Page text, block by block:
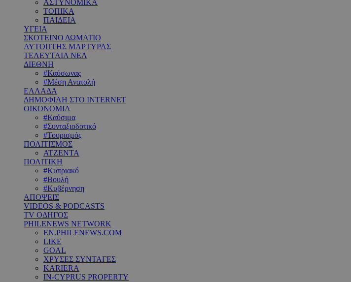
ΑΣΤΥΝΟΜΙΚΑ
ΤΟΠΙΚΑ
ΠΑΙΔΕΙΑ
ΥΓΕΙΑ
ΣΚΟΤΕΙΝΟ ΔΩΜΑΤΙΟ
ΑΥΤΟΠΤΗΣ ΜΑΡΤΥΡΑΣ
ΤΕΛΕΥΤΑΙΑ ΝΕΑ
ΔΙΕΘΝΗ
#Καύσωνας
#Μέση Ανατολή
ΕΛΛΑΔΑ
ΔΗΜΟΦΙΛΗ ΣΤΟ INTERNET
ΟΙΚΟΝΟΜΙΑ
#Καύσιμα
#Συνταξιοδοτικό
#Τουρισμός
ΠΟΛΙΤΙΣΜΟΣ
ΑΤΖΕΝΤΑ
ΠΟΛΙΤΙΚΗ
#Κυπριακό
#Βουλή
#Κυβέρνηση
ΑΠΟΨΕΙΣ
VIDEOS & PODCASTS
TV ΟΔΗΓΟΣ
PHILENEWS NETWORK
EN.PHILENEWS.COM
LIKE
GOAL
ΧΡΥΣΕΣ ΣΥΝΤΑΓΕΣ
KARIERA
IN-CYPRUS PROPERTY